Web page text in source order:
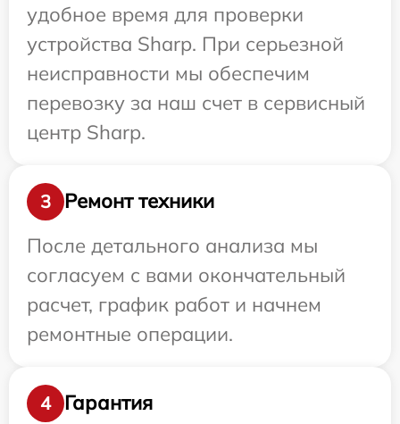
удобное время для проверки
устройства Sharp. При серьезной
неисправности мы обеспечим
перевозку за наш счет в сервисный
центр Sharp.
3
Ремонт техники
После детального анализа мы
согласуем с вами окончательный
расчет, график работ и начнем
ремонтные операции.
4
Гарантия